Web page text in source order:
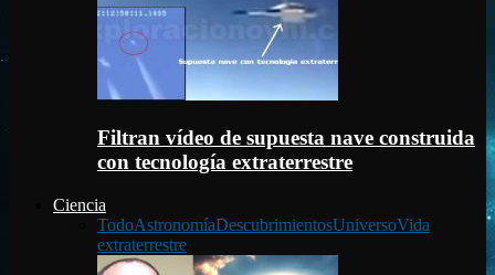
Filtran vídeo de supuesta nave construida
con tecnología extraterrestre
Ciencia
TodoAstronomíaDescubrimientosUniversoVida
extraterrestre